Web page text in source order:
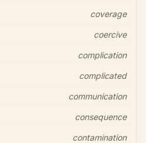
coverage
coercive
complication
complicated
communication
consequence
contamination